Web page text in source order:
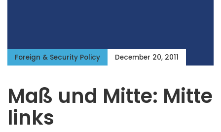
Foreign & Security Policy December 20, 2011
Maß und Mitte: Mitte
links